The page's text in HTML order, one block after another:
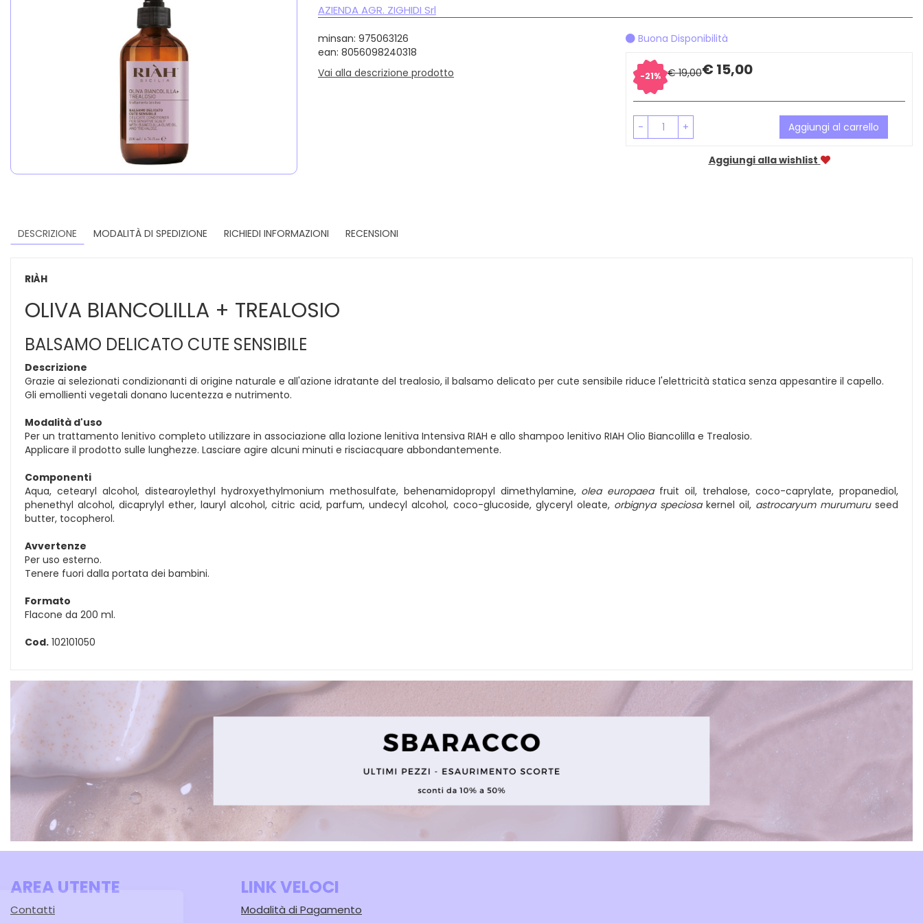
AZIENDA AGR. ZIGHIDI Srl
minsan: 975063126
ean: 8056098240318
Vai alla descrizione prodotto
Buona Disponibilità
Sconto
del21% € 19,00Prezzo
scontato
€ 15,00
- + Aggiungi al carrello
Aggiungi alla wishlist
DESCRIZIONE MODALITÀ DI SPEDIZIONE RICHIEDI INFORMAZIONI RECENSIONI
RIÀH
OLIVA BIANCOLILLA + TREALOSIO
BALSAMO DELICATO CUTE SENSIBILE
Descrizione
Grazie ai selezionati condizionanti di origine naturale e all'azione idratante del trealosio, il balsamo delicato per cute sensibile riduce l'elettricità statica senza appesantire il capello.
Gli emollienti vegetali donano lucentezza e nutrimento.
Modalità d'uso
Per un trattamento lenitivo completo utilizzare in associazione alla lozione lenitiva Intensiva RIAH e allo shampoo lenitivo RIAH Olio Biancolilla e Trealosio.
Applicare il prodotto sulle lunghezze. Lasciare agire alcuni minuti e risciacquare abbondantemente.
Componenti
Aqua, cetearyl alcohol, distearoylethyl hydroxyethylmonium methosulfate, behenamidopropyl dimethylamine, olea europaeafruit oil, trehalose, coco-caprylate, propanediol,
phenethyl alcohol, dicaprylyl ether, lauryl alcohol, citric acid, parfum, undecyl alcohol, coco-glucoside, glyceryl oleate, orbignya speciosakernel oil, astrocaryum murumuruseed
butter, tocopherol.
Avvertenze
Per uso esterno.
Tenere fuori dalla portata dei bambini.
Formato
Flacone da 200 ml.
Cod. 102101050
AREA UTENTE
Contatti
LINK VELOCI
Modalità di Pagamento